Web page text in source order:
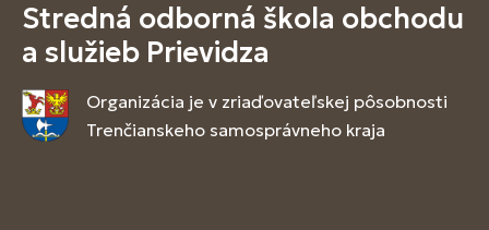
Stredná odborná škola obchodu
a služieb Prievidza
Organizácia je v zriaďovateľskej pôsobnosti
Trenčianskeho samosprávneho kraja